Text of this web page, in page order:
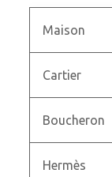
Maison
Cartier
Boucheron
Hermès